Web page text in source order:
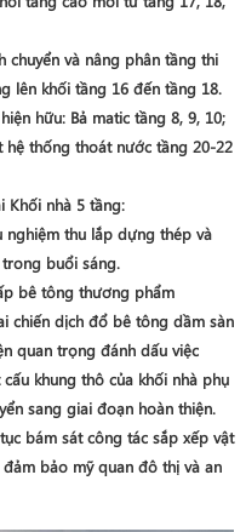
chuyển và nâng phân tầng thi
lên khối tầng 16 đến tầng 18.
hữu: Bả matic tầng 8, 9, 10;
thống thoát nước tầng 20-22
Khối nhà 5 tầng:
nghiệm thu lắp dựng thép và
buổi sáng.
bê tông thương phẩm
chiến dịch đổ bê tông dầm sàn
quan trọng đánh dấu việc
khung thô của khối nhà phụ
sang giai đoạn hoàn thiện.
bám sát công tác sắp xếp vật
bảo mỹ quan đô thị và an